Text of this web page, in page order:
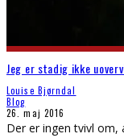
Jeg er stadig ikke
Louise Bjørndal
Blog
26. maj 2016
Der er ingen tvivl